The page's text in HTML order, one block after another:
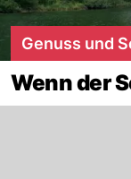
Genuss und
Wenn der